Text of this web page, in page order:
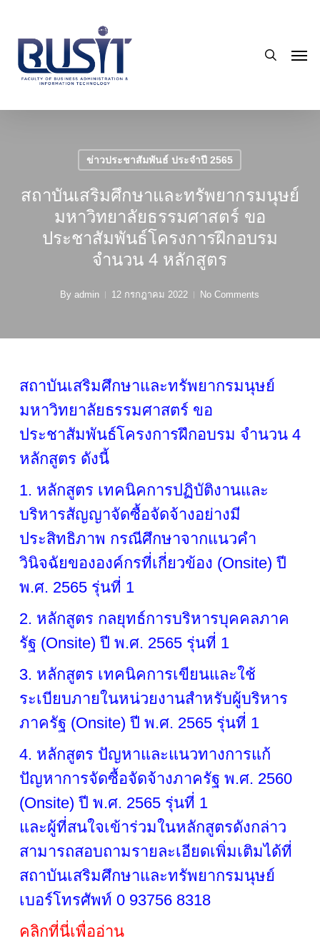
main
content
ข่าวประชาสัมพันธ์ ประจำปี 2565
สถาบันเสริมศึกษาและทรัพยากรมนุษย์
มหาวิทยาลัยธรรมศาสตร์ ขอ
ประชาสัมพันธ์โครงการฝึกอบรม
จำนวน 4 หลักสูตร
By admin 12 กรกฎาคม 2022 No Comments
สถาบันเสริมศึกษาและทรัพยากรมนุษย์
มหาวิทยาลัยธรรมศาสตร์ ขอ
ประชาสัมพันธ์โครงการฝึกอบรม จำนวน 4
หลักสูตร ดังนี้
1. หลักสูตร เทคนิคการปฏิบัติงานและ
บริหารสัญญาจัดซื้อจัดจ้างอย่างมี
ประสิทธิภาพ กรณีศึกษาจากแนวคำ
วินิจฉัยขององค์กรที่เกี่ยวข้อง (Onsite) ปี
พ.ศ. 2565 รุ่นที่ 1
2. หลักสูตร กลยุทธ์การบริหารบุคคลภาค
รัฐ (Onsite) ปี พ.ศ. 2565 รุ่นที่ 1
3. หลักสูตร เทคนิคการเขียนและใช้
ระเบียบภายในหน่วยงานสำหรับผู้บริหาร
ภาครัฐ (Onsite) ปี พ.ศ. 2565 รุ่นที่ 1
4. หลักสูตร ปัญหาและแนวทางการแก้
ปัญหาการจัดซื้อจัดจ้างภาครัฐ พ.ศ. 2560
(Onsite) ปี พ.ศ. 2565 รุ่นที่ 1
และผู้ที่สนใจเข้าร่วมในหลักสูตรดังกล่าว
สามารถสอบถามรายละเอียดเพิ่มเติมได้ที่
สถาบันเสริมศึกษาและทรัพยากรมนุษย์
เบอร์โทรศัพท์ 0 93756 8318
คลิกที่นี่เพื่ออ่าน